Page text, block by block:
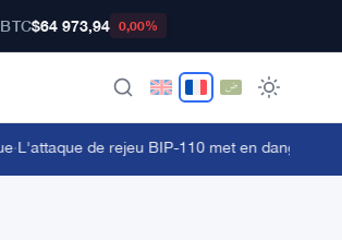
BTC$64 973,94 0,00%
de rejeu BIP-110 met en danger les